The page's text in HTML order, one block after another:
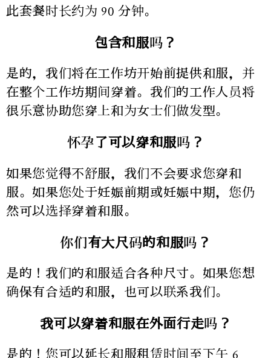
此套餐时长约为 90 分钟。
包含和服吗？
是的，我们将在工作坊开始前提供和服，并
在整个工作坊期间穿着。我们的工作人员将
很乐意协助您穿上和为女士们做发型。
怀孕了可以穿和服吗？
如果您觉得不舒服，我们不会要求您穿和
服。如果您处于妊娠前期或妊娠中期，您仍
然可以选择穿着和服。
你们有大尺码的和服吗？
是的！我们的和服适合各种尺寸。如果您想
确保有合适的和服，也可以联系我们。
我可以穿着和服在外面行走吗？